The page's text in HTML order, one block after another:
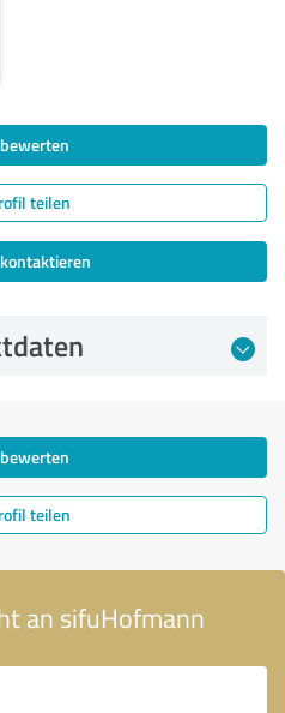
teilen
teilen
an sifuHofmann